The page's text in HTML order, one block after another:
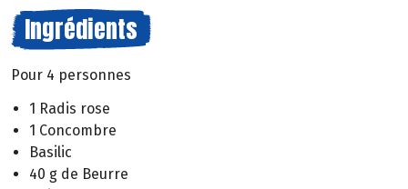
Ingrédients
Pour 4 personnes
1 Radis rose
1 Concombre
Basilic
40 g de Beurre